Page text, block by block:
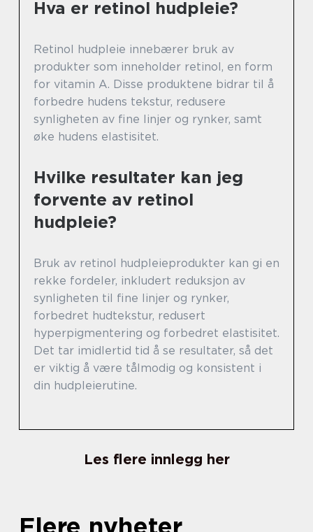
Hva er retinol hudpleie?
Retinol hudpleie innebærer bruk av
produkter som inneholder retinol, en form
for vitamin A. Disse produktene bidrar til å
forbedre hudens tekstur, redusere
synligheten av fine linjer og rynker, samt
øke hudens elastisitet.
Hvilke resultater kan jeg
forvente av retinol
hudpleie?
Bruk av retinol hudpleieprodukter kan gi en
rekke fordeler, inkludert reduksjon av
synligheten til fine linjer og rynker,
forbedret hudtekstur, redusert
hyperpigmentering og forbedret elastisitet.
Det tar imidlertid tid å se resultater, så det
er viktig å være tålmodig og konsistent i
din hudpleierutine.
Les flere innlegg her
Flere nyheter